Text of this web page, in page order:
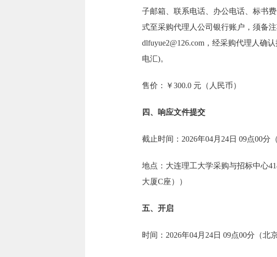
子邮箱、联系电话、办公电话、标书
式至采购代理人公司银行账户，须备
dlfuyue2@126.com，经采购代理人确
电汇)。
售价：￥300.0 元（人民币）
四、响应文件提交
截止时间：2026年04月24日 09点00分
地点：大连理工大学采购与招标中心
大厦C座））
五、开启
时间：2026年04月24日 09点00分（北